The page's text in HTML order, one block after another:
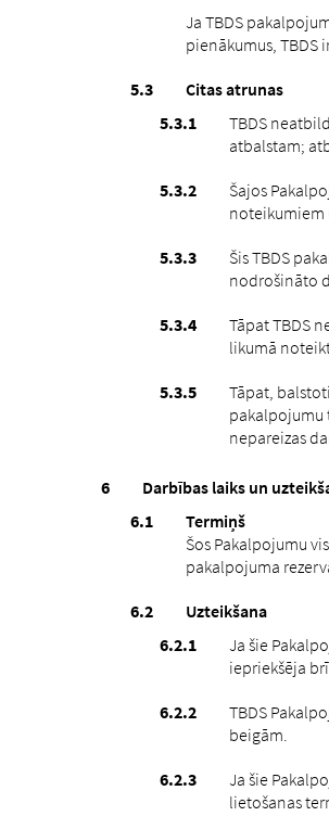
Ja TBDS
pienākumus, TBDS
Citas atrunas
TBDS
atbalstam;
Šajos
noteikumiem
Šis TBDS
nodrošināto
Tāpat TBDS
likumā
Tāpat,
pakalpojumu
nepareizas
Darbības laiks un
Termiņš
Šos Pakalpojumu
pakalpojuma
Uzteikšana
Ja šie
iepriekšēja
TBDS
beigām.
Ja šie
lietošanas